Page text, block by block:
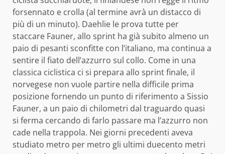
forsennato e crolla (al termine avrà un distacco di
più di un minuto). Daehlie le prova tutte per
staccare Fauner, allo sprint ha già subito almeno un
paio di pesanti sconfitte con l’italiano, ma continua a
sentire il fiato dell’azzurro sul collo. Come in una
classica ciclistica ci si prepara allo sprint finale, il
norvegese non vuole partire nella difficile prima
posizione fornendo un punto di riferimento a Sissio
Fauner, a un paio di chilometri dal traguardo quasi
si ferma cercando di farlo passare ma l’azzurro non
cade nella trappola. Nei giorni precedenti aveva
studiato metro per metro gli ultimi duecento metri